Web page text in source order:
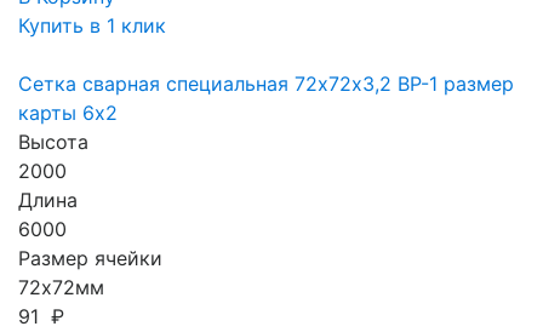
Купить в 1 клик
Сетка сварная специальная 72х72х3,2 ВР-1 размер
карты 6х2
Высота
2000
Длина
6000
Размер ячейки
72х72мм
91 ₽